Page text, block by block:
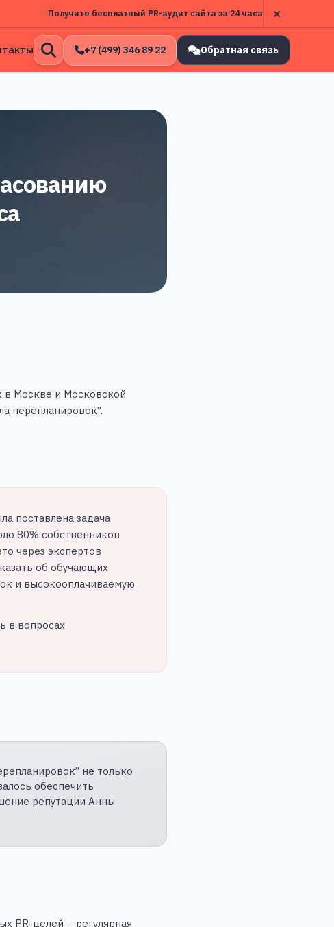
Получите бесплатный PR-аудит сайта за 24 часа
Открыть
поиск
+7 (499) 346 89 22 Обратная связь
в Москве и Московской
перепланировок”.
поставлена задача
80% собственников
через экспертов
об обучающих
и высокооплачиваемую
в вопросах
не только
обеспечить
репутации Анны
PR-целей – регулярная